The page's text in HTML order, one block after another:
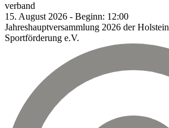
verband
15. August 2026 - Beginn: 12:00
Jahreshauptversammlung 2026 der
Sportförderung e.V.